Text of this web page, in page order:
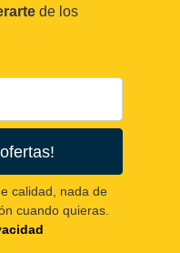
de los
calidad, nada de
cuando quieras.